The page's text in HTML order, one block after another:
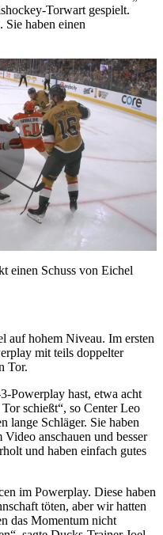
Torwart gespielt.
Sie haben einen
Schuss von Eichel
auf hohem Niveau. Im ersten
mit teils doppelter
Tor.
Powerplay hast, etwa acht
schießt“, so Center Leo
lange Schläger. Sie haben
anschauen und besser
und haben einfach gutes
im Powerplay. Diese haben
töten, aber wir hatten
das Momentum nicht